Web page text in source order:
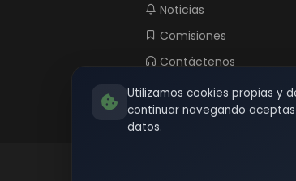
Noticias
Comisiones
Contáctenos
Utilizamos cookies propias y
continuar navegando
datos.